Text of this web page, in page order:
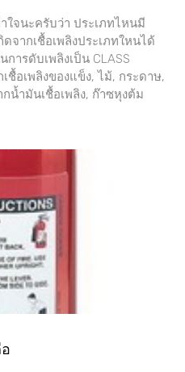
นะครับว่า ประเภทไหนมี
จากเชื้อเพลิงประเภทใหนได้
ารดับเพลิงเป็น CLASS
เชื้อเพลิงของแข็ง, ไม้, กระดาษ,
กน้ำมันเชื้อเพลิง, ก๊าซหุงต้ม